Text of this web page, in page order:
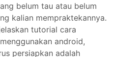
belum tau atau belum
kalian mempraktekannya.
tutorial cara
android,
persiapkan adalah